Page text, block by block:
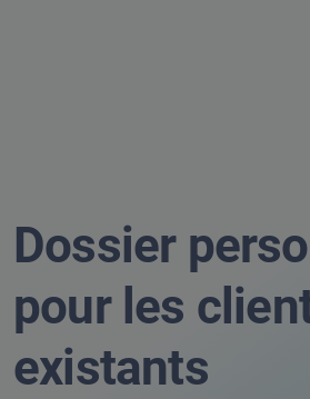
Dossier
pour les
existants